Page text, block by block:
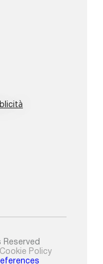
Reserved
Cookie Policy